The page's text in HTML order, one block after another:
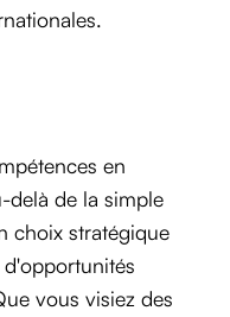
en
delà de la simple
choix stratégique
vous visiez des